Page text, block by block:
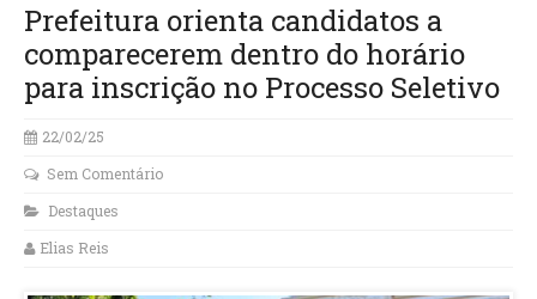
Prefeitura orienta candidatos a
comparecerem dentro do horário
para inscrição no Processo Seletivo
22/02/25
Sem Comentário
Destaques
Elias Reis